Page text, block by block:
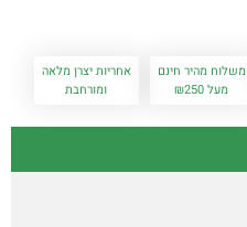
משלוח מהיר חינם
מעל ₪250
אחריות יצרן מלאה
ומורחבת